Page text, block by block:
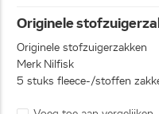
Originele
Originele stofzuigerzakken
Merk Nilfisk
5 stuks fleece-/stoffen